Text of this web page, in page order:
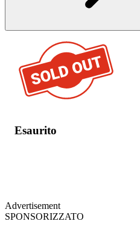
Esaurito
Advertisement
SPONSORIZZATO